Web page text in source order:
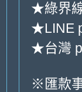
★綠界
★LINE
★台灣
※匯款